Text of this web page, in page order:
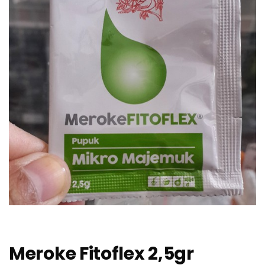
Meroke Fitoflex 2,5gr